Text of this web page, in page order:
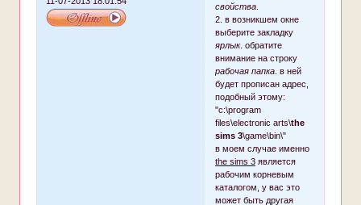
свойства.
2. в возникшем окне
выберите закладку
ярлык. обратите
внимание на строку
рабочая папка. в ней
будет прописан адрес,
подобный этому:
"c:\program
files\electronic arts\the
sims 3\game\bin\"
в моем случае именно
the sims 3является
рабочим корневым
каталогом, у вас это
может быть другая